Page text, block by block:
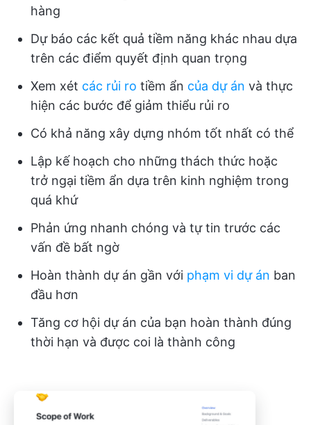
hàng
Dự báo các kết quả tiềm năng khác nhau dựa
trên các điểm quyết định quan trọng
Xem xét các rủi ro tiềm ẩn của dự án và thực
hiện các bước để giảm thiểu rủi ro
Có khả năng xây dựng nhóm tốt nhất có thể
Lập kế hoạch cho những thách thức hoặc
trở ngại tiềm ẩn dựa trên kinh nghiệm trong
quá khứ
Phản ứng nhanh chóng và tự tin trước các
vấn đề bất ngờ
Hoàn thành dự án gần với phạm vi dự án ban
đầu hơn
Tăng cơ hội dự án của bạn hoàn thành đúng
thời hạn và được coi là thành công